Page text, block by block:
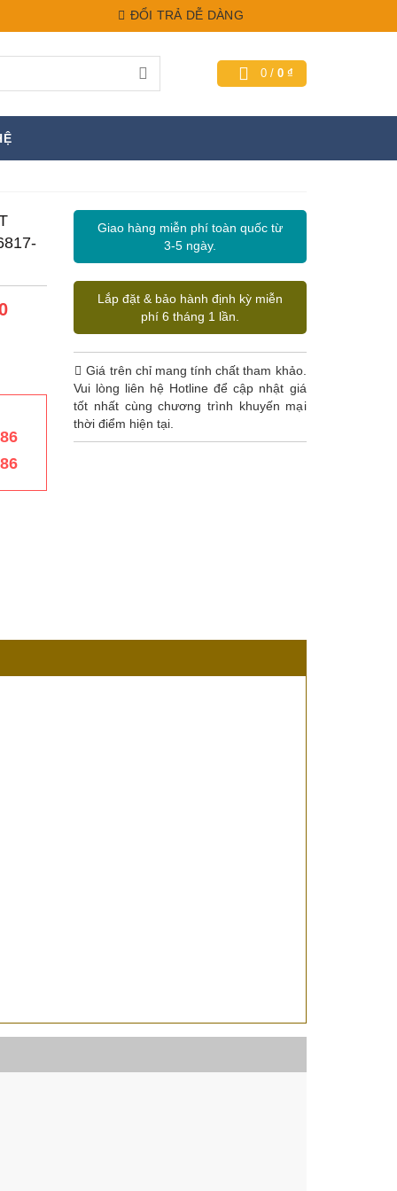
ĐỔI TRẢ DỄ DÀNG
0 / 0 ₫
Giao hàng miễn phí toàn quốc từ
3-5 ngày.
Lắp đặt & bảo hành định kỳ miễn
phí 6 tháng 1 lần.
Giá trên chỉ mang tính chất tham khảo.
Vui lòng liên hệ Hotline để cập nhật giá
tốt nhất cùng chương trình khuyến mại
thời điểm hiện tại.